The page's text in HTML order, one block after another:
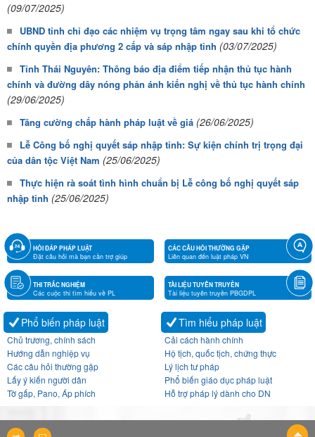
(09/07/2025)
UBND tỉnh chỉ đạo các nhiệm vụ trọng tâm ngay sau khi tổ chức
chính quyền địa phương 2 cấp và sáp nhập tỉnh (03/07/2025)
Tỉnh Thái Nguyên: Thông báo địa điểm tiếp nhận thủ tục hành
chính và đường dây nóng phản ánh kiến nghị về thủ tục hành chính
(29/06/2025)
Tăng cường chấp hành pháp luật về giá (26/06/2025)
Lễ Công bố nghị quyết sáp nhập tỉnh: Sự kiện chính trị trọng đại
của dân tộc Việt Nam (25/06/2025)
Thực hiện rà soát tình hình chuẩn bị Lễ công bố nghị quyết sáp
nhập tỉnh (25/06/2025)
HỎI ĐÁP PHÁP LUẬT
Đặt câu hỏi mà bạn cần trợ giúp
CÁC CÂU HỎI THƯỜNG GẶP
Liên quan đến luật pháp VN
THI TRẮC NGHIỆM
Các cuộc thi tìm hiểu về PL
TÀI LIỆU TUYÊN TRUYỀN
Tài liệu tuyên truyền PBGDPL
Phổ biến pháp luật
Chủ trương, chính sách
Hướng dẫn nghiệp vụ
Các câu hỏi thường gặp
Lấy ý kiến người dân
Tờ gấp, Pano, Áp phích
Tìm hiểu pháp luật
Cải cách hành chính
Hộ tịch, quốc tịch, chứng thực
Lý lịch tư pháp
Phổ biến giáo dục pháp luật
Hỗ trợ pháp lý dành cho DN